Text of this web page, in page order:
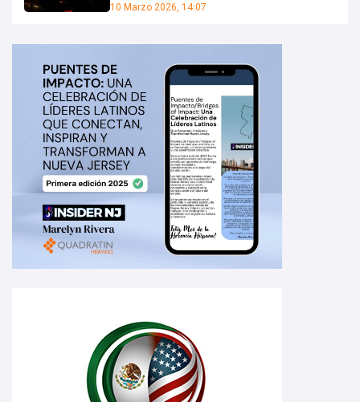
10 Marzo 2026, 14:07